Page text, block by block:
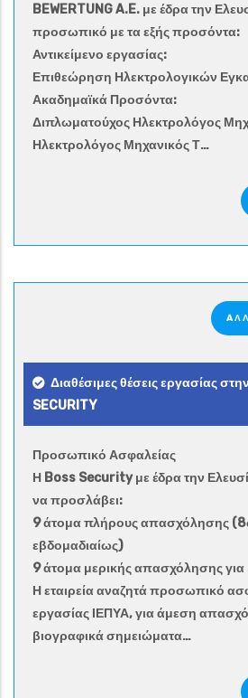
BEWERTUNG A.E. με έδρα την
προσωπικό με τα εξής προσόντα:
Αντικείμενο εργασίας:
Επιθεώρηση Ηλεκτρολογικών
Ακαδημαϊκά Προσόντα:
Διπλωματούχος Ηλεκτρολόγος
Ηλεκτρολόγος Μηχανικός Τ…
Διαθέσιμες θέσεις εργασίας
SECURITY
Προσωπικό Ασφαλείας
Η Boss Security με έδρα την
να προσλάβει:
9 άτομα πλήρους απασχόλησης
εβδομαδιαίως)
9 άτομα μερικής απασχόλησης
Η εταιρεία αναζητά προσωπικό
εργασίας ΙΕΠΥΑ, για άμεση
βιογραφικά σημειώματα…